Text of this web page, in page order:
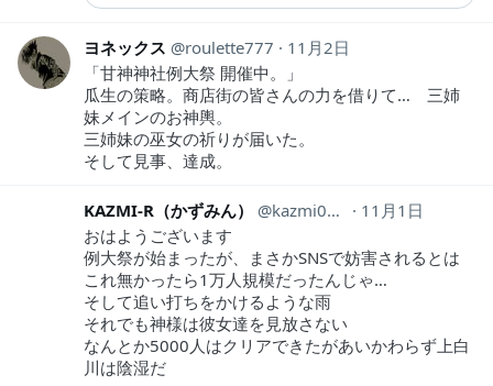
ヨネックス roulette777
11月2日
「甘神神社例大祭 開催中。」
瓜生の策略。商店街の皆さんの力を借りて… 三姉
妹メインのお神輿。
三姉妹の巫女の祈りが届いた。
そして見事、達成。
KAZMI-R（かずみん） kazmi0514
11月1日
おはようございます
例大祭が始まったが、まさかSNSで妨害されるとは
これ無かったら1万人規模だったんじゃ…
そして追い打ちをかけるような雨
それでも神様は彼女達を見放さない
なんとか5000人はクリアできたがあいかわらず上白
川は陰湿だ